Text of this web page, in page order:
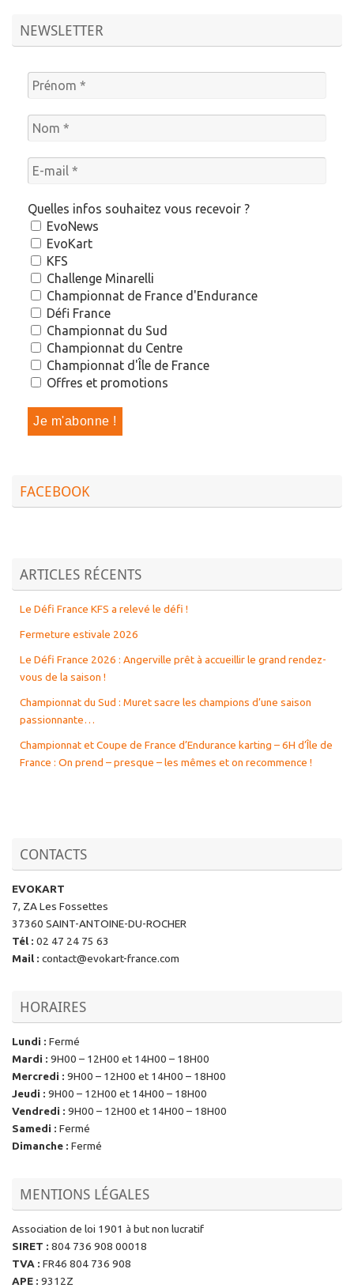
NEWSLETTER
Quelles infos souhaitez vous recevoir ?
EvoNews
EvoKart
KFS
Challenge Minarelli
Championnat de France d'Endurance
Défi France
Championnat du Sud
Championnat du Centre
Championnat d'Île de France
Offres et promotions
FACEBOOK
ARTICLES RÉCENTS
Le Défi France KFS a relevé le défi !
Fermeture estivale 2026
Le Défi France 2026 : Angerville prêt à accueillir le grand rendez-
vous de la saison !
Championnat du Sud : Muret sacre les champions d’une saison
passionnante…
Championnat et Coupe de France d’Endurance karting – 6H d’Île de
France : On prend – presque – les mêmes et on recommence !
CONTACTS
EVOKART
7, ZA Les Fossettes
37360 SAINT-ANTOINE-DU-ROCHER
Tél : 02 47 24 75 63
Mail : contact@evokart-france.com
HORAIRES
Lundi : Fermé
Mardi : 9H00 – 12H00 et 14H00 – 18H00
Mercredi : 9H00 – 12H00 et 14H00 – 18H00
Jeudi : 9H00 – 12H00 et 14H00 – 18H00
Vendredi : 9H00 – 12H00 et 14H00 – 18H00
Samedi : Fermé
Dimanche : Fermé
MENTIONS LÉGALES
Association de loi 1901 à but non lucratif
SIRET : 804 736 908 00018
TVA : FR46 804 736 908
APE : 9312Z